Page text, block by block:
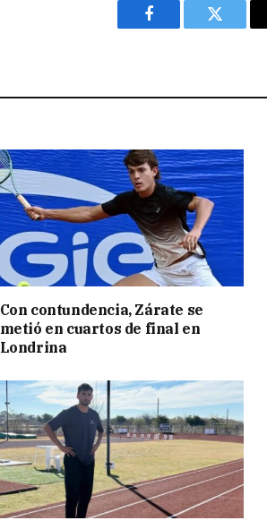
Facebook Twitter
Con contundencia, Zárate se
metió en cuartos de final en
Londrina